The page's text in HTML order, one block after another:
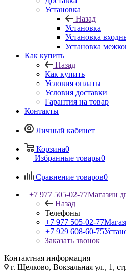
Установка
Назад
Установка
Установка
Установка
Как купить
Назад
Как купить
Условия оплаты
Условия доставки
Гарантия на товар
Контакты
Личный кабинет
Корзина0
Избранные товары0
Сравнение товаров0
+7 977 505-02-77Магазин
Назад
Телефоны
+7 977 505-02-77
+7 929 608-60-75
Заказать звонок
Контактная информация
г. Щелково, Вокзальная ул., 1,